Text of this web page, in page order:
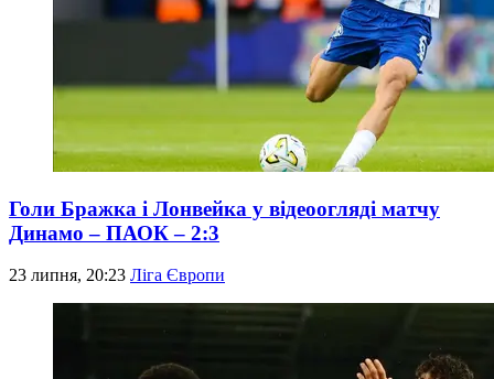
Голи Бражка і Лонвейка у відеоогляді матчу
Динамо – ПАОК – 2:3
23 липня, 20:23 Ліга Європи